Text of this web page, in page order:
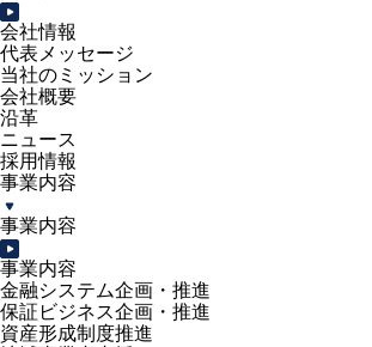
会社情報
代表メッセージ
当社のミッション
会社概要
沿革
ニュース
採用情報
事業内容
事業内容
事業内容
金融システム企画・推進
保証ビジネス企画・推進
資産形成制度推進